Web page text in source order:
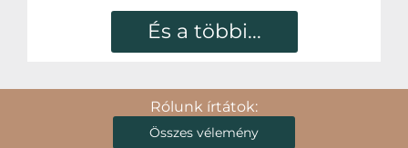
És a többi...
Rólunk írtátok:
Összes vélemény